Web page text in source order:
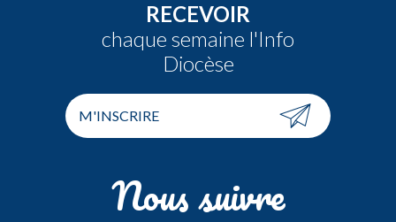
RECEVOIR
chaque semaine l'Info
Diocèse
M'INSCRIRE
Nous suivre